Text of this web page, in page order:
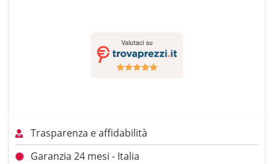
Trasparenza e affidabilità
Garanzia 24 mesi - Italia